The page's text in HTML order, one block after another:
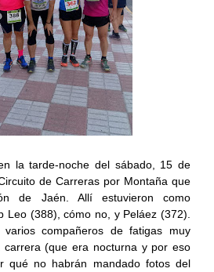
la tarde-noche del sábado, 15 de
de Carreras por Montaña que
de Jaén. Allí estuvieron como
Leo (388), cómo no, y Peláez (372).
compañeros de fatigas muy
carrera (que era nocturna y por eso
qué no habrán mandado fotos del